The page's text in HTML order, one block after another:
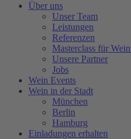
Über uns
Unser Team
Leistungen
Referenzen
Masterclass für
Unsere Partner
Jobs
Wein Events
Wein in der Stadt
München
Berlin
Hamburg
Einladungen erhalten